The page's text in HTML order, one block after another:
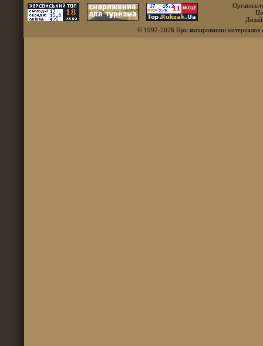
© 1992-2026 При копировании материалов